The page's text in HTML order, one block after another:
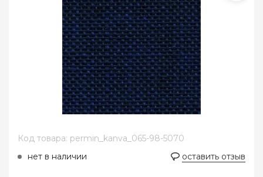
Код товара: permin_kanva_065-98-5070
нет в наличии
оставить отзыв